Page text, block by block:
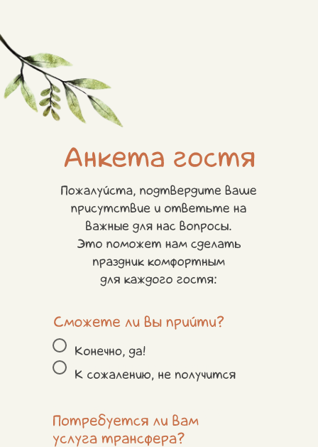
Сможете ли вы прийти?
Конечно, да
К сожалению, не получится
Потребуется ли вам услуга
трансфера?